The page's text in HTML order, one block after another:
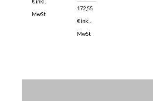
MwSt
172,55
€inkl.
MwSt